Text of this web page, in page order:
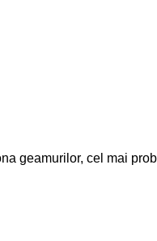
geamurilor, cel mai